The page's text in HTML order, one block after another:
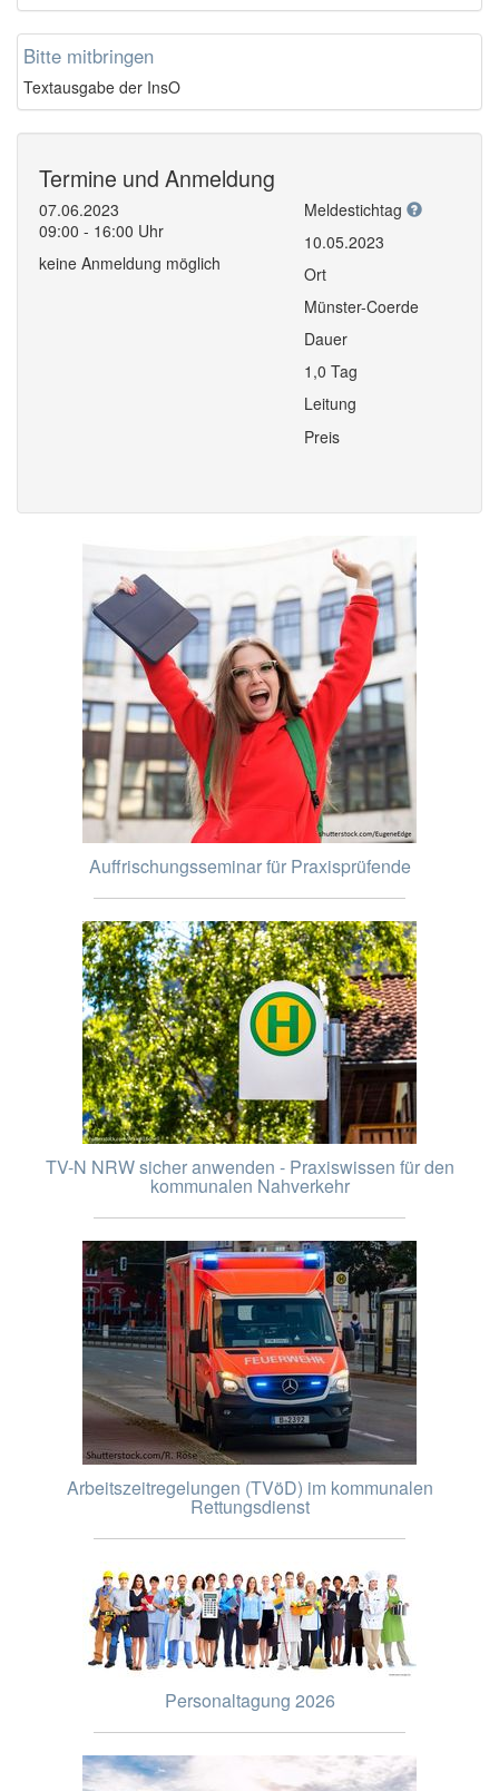
Bitte mitbringen
Textausgabe der InsO
Termine und Anmeldung
07.06.2023
09:00 - 16:00 Uhr
keine Anmeldung möglich
Meldestichtag
10.05.2023
Ort
Münster-Coerde
Dauer
1,0 Tag
Leitung
Preis
Auffrischungsseminar für Praxisprüfende
TV-N NRW sicher anwenden - Praxiswissen für den
kommunalen Nahverkehr
Arbeitszeitregelungen (TVöD) im kommunalen
Rettungsdienst
Personaltagung 2026